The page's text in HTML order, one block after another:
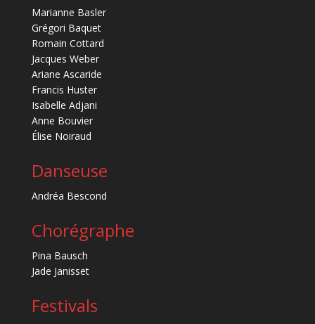
Marianne Basler
Grégori Baquet
Romain Cottard
Jacques Weber
Ariane Ascaride
Francis Huster
Isabelle Adjani
Anne Bouvier
Élise Noiraud
Danseuse
Andréa Bescond
Chorégraphe
Pina Bausch
Jade Janisset
Festivals